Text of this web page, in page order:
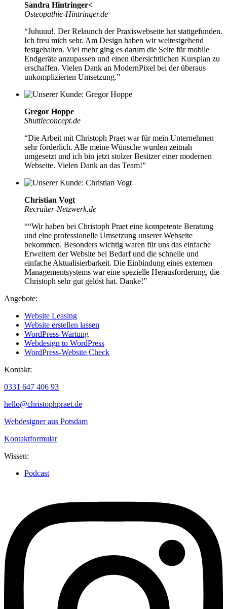
Sandra Hintringer<
Osteopathie-Hintringer.de
“Juhuuu!. Der Relaunch der Praxiswebseite hat stattgefunden.
Ich freu mich sehr. Am Design haben wir weitestgehend
festgehalten. Viel mehr ging es darum die Seite für mobile
Endgeräte anzupassen und einen übersichtlichen Kursplan zu
erschaffen. Vielen Dank an ModernPixel bei derüberaus
unkomplizierten Umsetzung.”
Gregor Hoppe
Shuttleconcept.de
“Die Arbeit mit Christoph Praet war für mein Unternehmen
sehr förderlich. Alle meine Wünsche wurden zeitnah
umgesetzt und ich bin jetzt stolzer Besitzer einer modernen
Webseite. Vielen Dank an das Team!”
Christian Vogt
Recruiter-Netzwerk.de
““Wir haben bei Christoph Praet eine kompetente Beratung
und eine professionelle Umsetzung unserer Webseite
bekommen. Besonders wichtig waren für uns das einfache
Erweitern der Website bei Bedarf und die schnelle und
einfache Aktualisierbarkeit. Die Einbindung eines externen
Managementsystems war eine spezielle Herausforderung, die
Christoph sehr gut gelöst hat. Danke!”
Angebote:
Website Leasing
Website erstellen lassen
WordPress-Wartung
Webdesign to WordPress
WordPress-Website Check
Kontakt:
0331 647 406 93
hello@christophpraet.de
Webdesigner aus Potsdam
Kontaktformular
Wissen:
Podcast